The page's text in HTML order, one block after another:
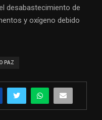
desabastecimiento de
y oxígeno debido
PAZ